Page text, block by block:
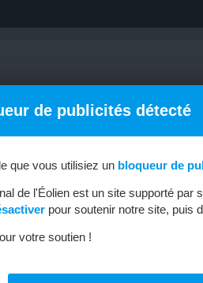
D’EMPLOI MÉTIERS &
de publicités détecté
que vous utilisiez un bloqueur de
de l'Éolien est un site supporté par
pour soutenir notre site, puis
votre soutien !